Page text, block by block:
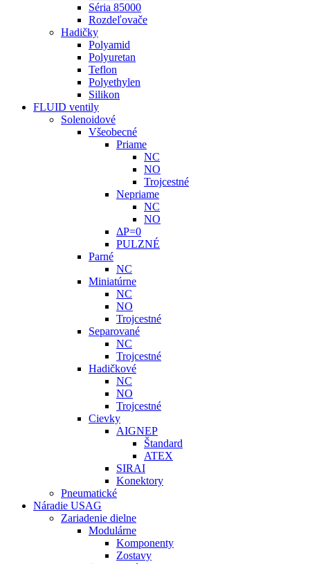
Séria 85000
Rozdeľovače
Hadičky
Polyamid
Polyuretan
Teflon
Polyethylen
Silikon
FLUID ventily
Solenoidové
Všeobecné
Priame
NC
NO
Trojcestné
Nepriame
NC
NO
ΔP=0
PULZNÉ
Parné
NC
Miniatúrne
NC
NO
Trojcestné
Separované
NC
Trojcestné
Hadičkové
NC
NO
Trojcestné
Cievky
AIGNEP
Štandard
ATEX
SIRAI
Konektory
Pneumatické
Náradie USAG
Zariadenie dielne
Modulárne
Komponenty
Zostavy